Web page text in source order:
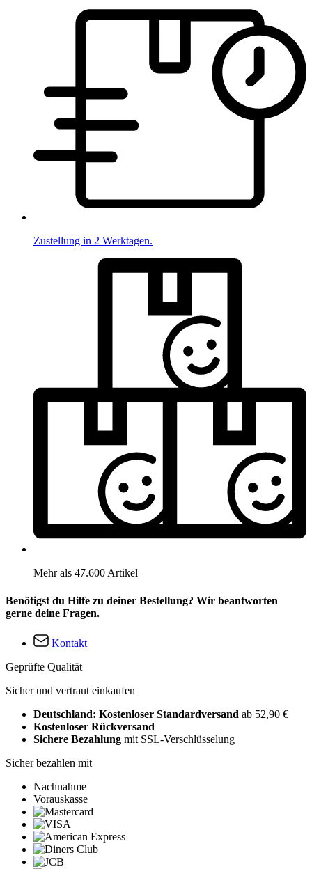
Zustellung in 2 Werktagen.
Mehr als 47.600 Artikel
Benötigst du Hilfe zu deiner Bestellung? Wir beantworten
gerne deine Fragen.
Kontakt
Geprüfte Qualität
Sicher und vertraut einkaufen
Deutschland: Kostenloser Standardversand ab 52,90 €
Kostenloser Rückversand
Sichere Bezahlung mit SSL-Verschlüsselung
Sicher bezahlen mit
Nachnahme
Vorauskasse